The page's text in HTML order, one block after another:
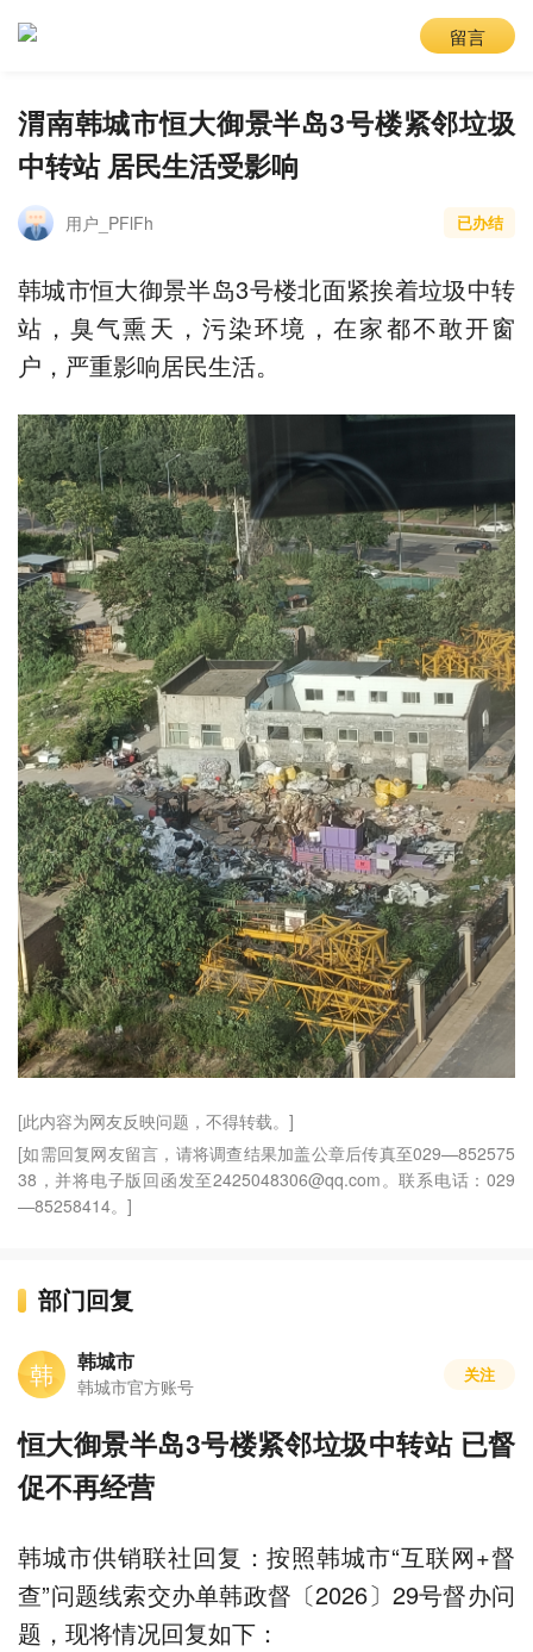
留言
渭南韩城市恒大御景半岛3号楼紧邻垃圾
中转站 居民生活受影响
用户_PFlFh 已办结
韩城市恒大御景半岛3号楼北面紧挨着垃圾中转
站，臭气熏天，污染环境，在家都不敢开窗
户，严重影响居民生活。
[此内容为网友反映问题，不得转载。]
[如需回复网友留言，请将调查结果加盖公章后传真至029—852575
38，并将电子版回函发至2425048306@qq.com。联系电话：029
—85258414。]
部门回复
韩 韩城市
韩城市官方账号
关注
恒大御景半岛3号楼紧邻垃圾中转站 已督
促不再经营
韩城市供销联社回复：按照韩城市“互联网+督
查”问题线索交办单韩政督〔2026〕29号督办问
题，现将情况回复如下：